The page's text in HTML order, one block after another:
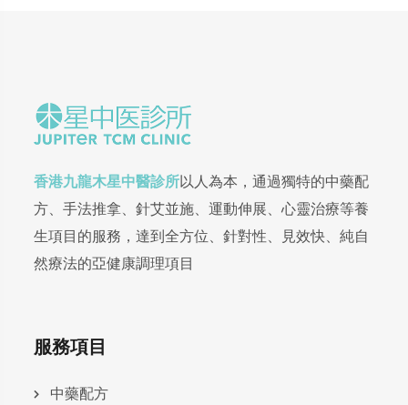
香港九龍木星中醫診所以人為本，通過獨特的中藥配
方、手法推拿、針艾並施、運動伸展、心靈治療等養
生項目的服務，達到全方位、針對性、見效快、純自
然療法的亞健康調理項目
服務項目
中藥配方